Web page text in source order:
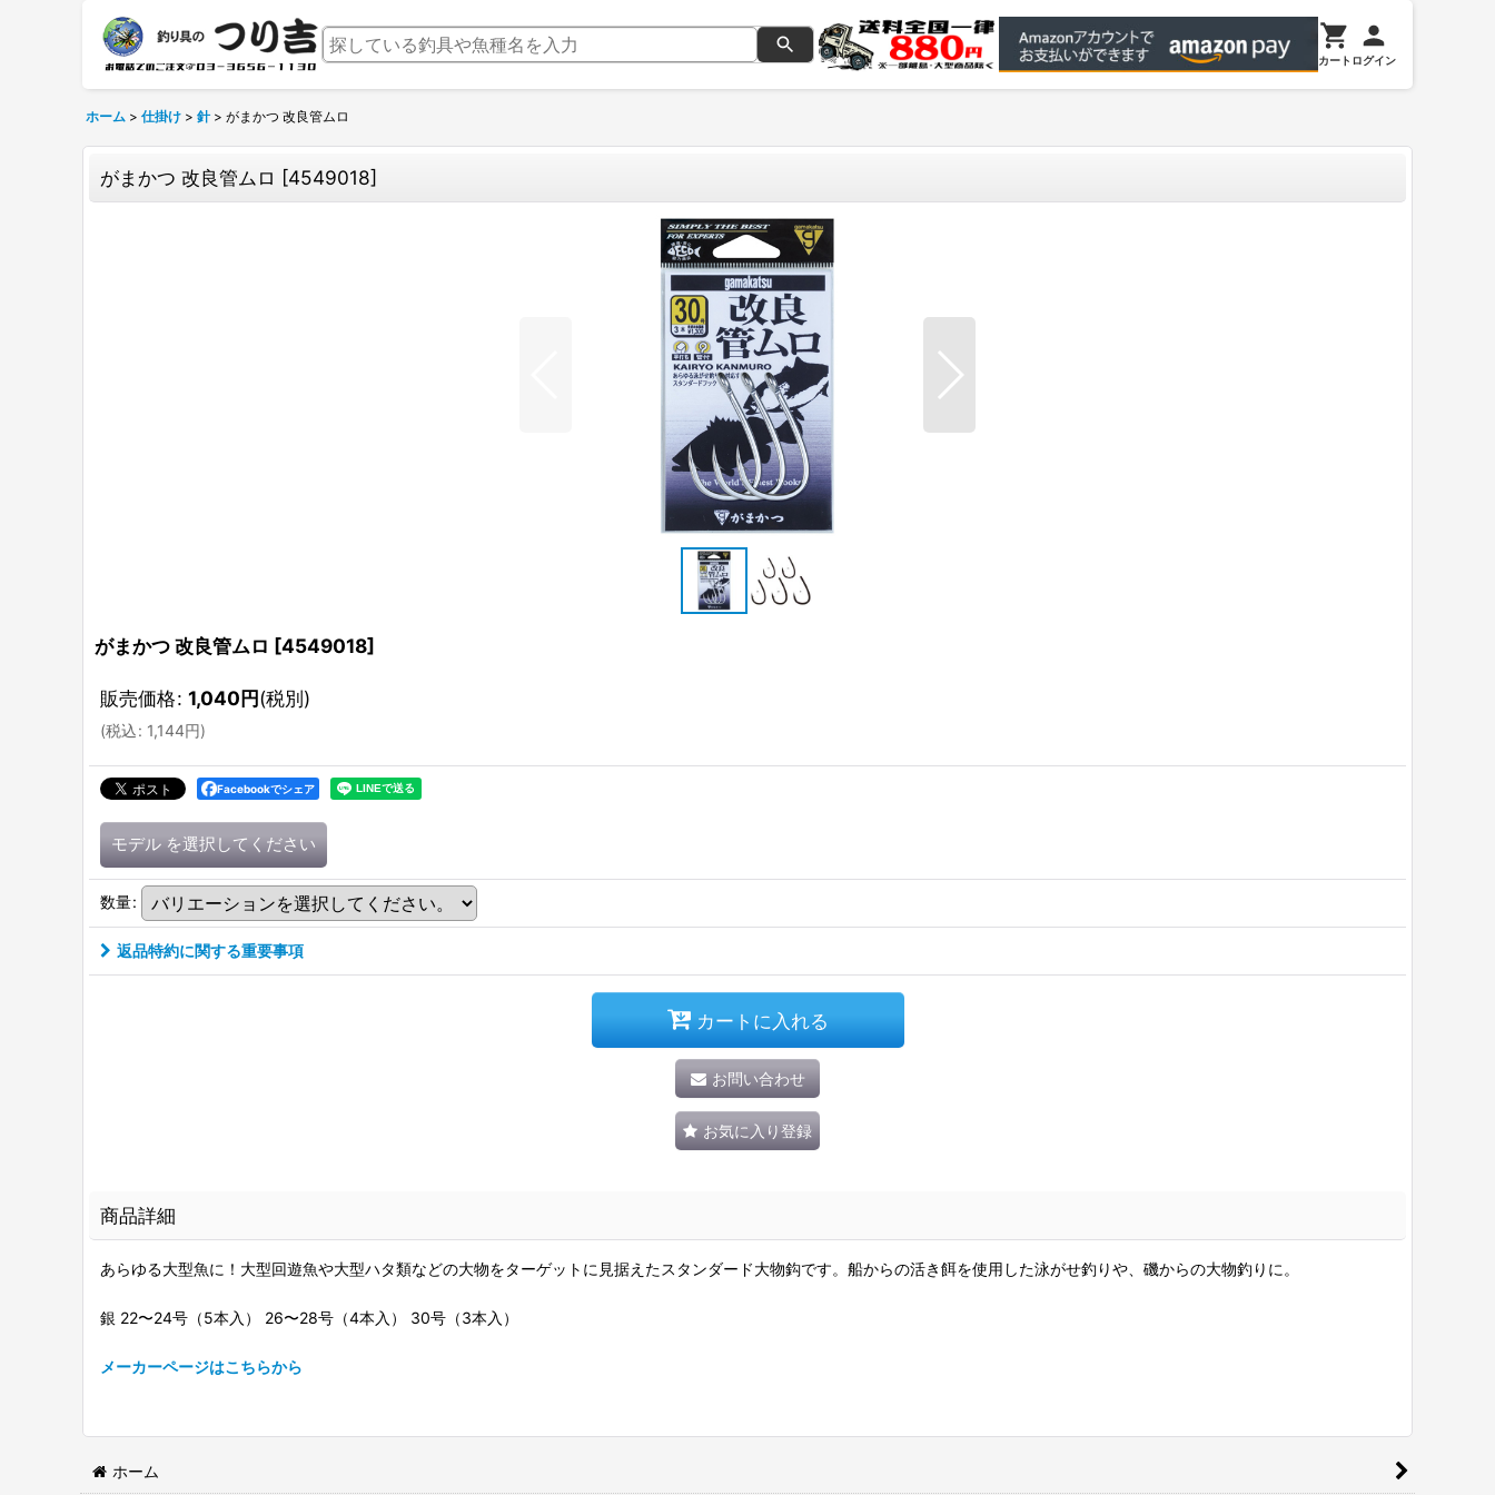
カート ログイン
ホーム > 仕掛け > 針 > がまかつ 改良管ムロ
がまかつ 改良管ムロ [4549018]
がまかつ 改良管ムロ [4549018]
販売価格: 1,040円(税別)
(税込: 1,144円)
Facebookでシェア
モデル を選択してください
数量:
返品特約に関する重要事項
カートに入れる
お問い合わせ
お気に入り登録
商品詳細
あらゆる大型魚に！大型回遊魚や大型ハタ類などの大物をターゲットに見据えたスタンダード大物鈎です。船からの活き餌を使用した泳がせ釣りや、磯からの大物釣りに。
銀 22〜24号（5本入） 26〜28号（4本入） 30号（3本入）
メーカーページはこちらから
ホーム